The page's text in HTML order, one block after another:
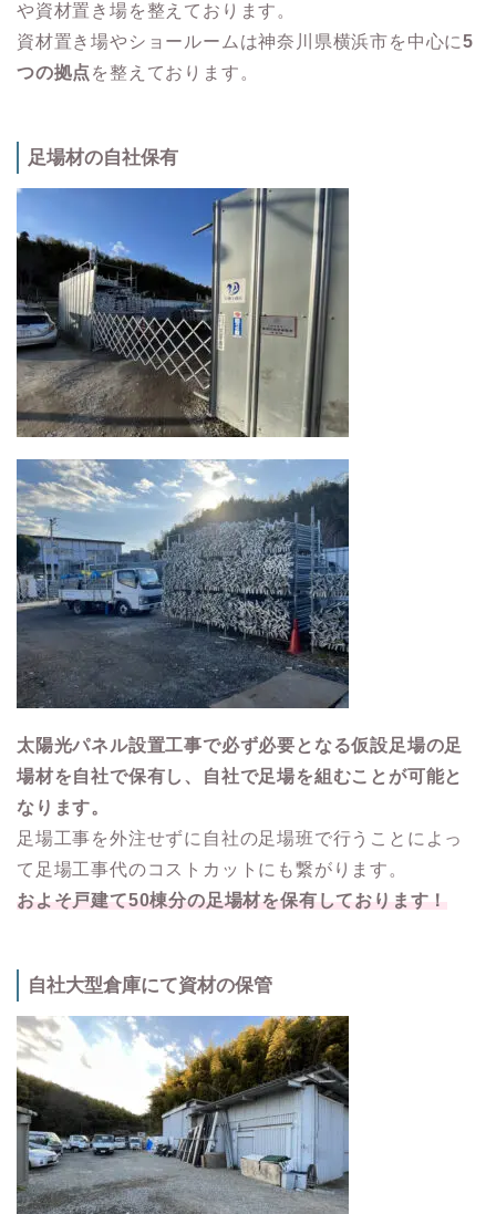
や資材置き場を整えております。
資材置き場やショールームは神奈川県横浜市を中心に5
つの拠点 を整えております。
足場材の自社保有
太陽光パネル設置工事で必ず必要となる仮設足場の足
場材を自社で保有し、自社で足場を組むことが可能と
なります。
足場工事を外注せずに自社の足場班で行うことによっ
て足場工事代のコストカットにも繋がります。
およそ戸建て50棟分の足場材を保有しております！
自社大型倉庫にて資材の保管